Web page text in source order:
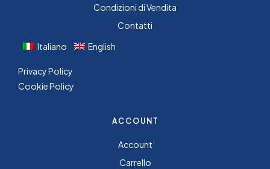
Condizioni di Vendita
Contatti
Italiano
English
Privacy Policy
Cookie Policy
ACCOUNT
Account
Carrello